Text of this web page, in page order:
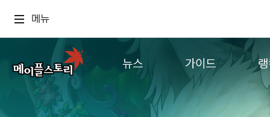
메뉴
뉴스 가이드